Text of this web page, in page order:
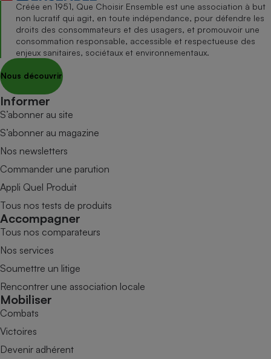
Créée en 1951, Que Choisir Ensemble est une association à but
non lucratif qui agit, en toute indépendance, pour défendre les
droits des consommateurs et des usagers, et promouvoir une
consommation responsable, accessible et respectueuse des
enjeux sanitaires, sociétaux et environnementaux.
Nous découvrir
Informer
S’abonner au site
S’abonner au magazine
Nos newsletters
Commander une parution
Appli Quel Produit
Tous nos tests de produits
Accompagner
Tous nos comparateurs
Nos services
Soumettre un litige
Rencontrer une association locale
Mobiliser
Combats
Victoires
Devenir adhérent